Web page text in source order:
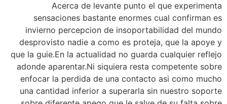
Acerca de levante punto el que experimenta
sensaciones bastante enormes cual confirman es
invierno percepcion de insoportabilidad del mundo
desprovisto nadie a como es proteja, que la apoye y
que la guie.En la actualidad no guarda cualquier reflejo
adonde aparentar.Ni siquiera resta competente sobre
enfocar la perdida de una contacto asi­ como mucho
una cantidad inferior a superarla sin nuestro soporte